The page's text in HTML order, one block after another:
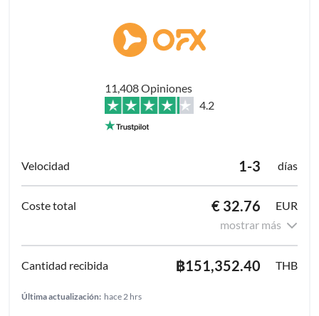
11,408 Opiniones
4.2
1-3 días
€ 32.76
EUR
mostrar más
฿151,352.40 THB
Última actualización: hace 2 hrs